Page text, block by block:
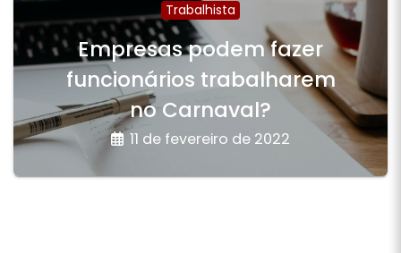
Trabalhista
Empresas podem fazer
funcionários trabalharem
no Carnaval?
11 de fevereiro de 2022